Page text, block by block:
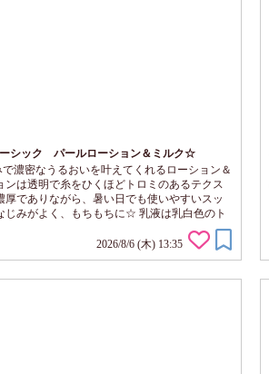
ーシック パールローション＆ミルク☆
濃密なうるおいを叶えてくれるローション＆
ンは透明で糸をひくほどトロミのあるテクス
厚でありながら、暑い日でも使いやすいスッ
じみがよく、もちもちに☆ 乳液は乳白色のト
チャ。 穴から振り出すタイプで量を多く出し
べたつかず、軽い使い心地なのに・・ふんわ
がり！ 使用量で好みのうるおい感に調節で
2026/8/6 (木) 13:35